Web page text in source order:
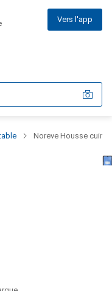
Vers l'app
Noreve Housse cuir